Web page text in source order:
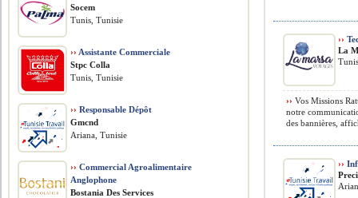
››
La
›› Vos Missions
notre
des bannières,
››
Socem
Tunis, Tunisie
›› Assistante Commerciale
Stpc Colla
Tunis, Tunisie
›› Responsable Dépôt
Gmcnd
Ariana, Tunisie
›› Commercial Agroalimentaire
Anglophone
Bostania Des Services